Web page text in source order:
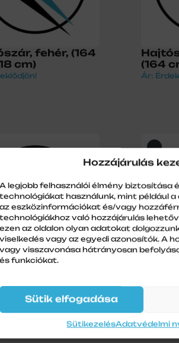
Hozzájárulás
A legjobb felhasználói élmény biztosítása
technológiákat használunk, mint például a
az eszközinformációkat és/vagy
technológiákhoz való hozzájárulás
ezen az oldalon olyan adatokat
viselkedés vagy az egyedi azonosítók. A
vagy visszavonása hátrányosan
és funkciókat.
Sütik elfogadása
SütikezelésAdatvédelmi
fehér, (164
cm)
(164
Ár:
tokvég
mechanika,
tokvéghez
(7016)
Ár: